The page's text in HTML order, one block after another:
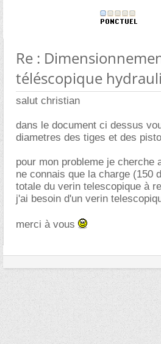
Re :
téléscopique
salut christian
dans le document ci dessus
diametres des tiges et des
pour mon probleme je cherche
ne connais que la charge (150
totale du verin telescopique à
j'ai besoin d'un verin
merci à vous